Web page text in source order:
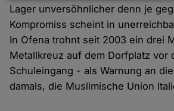
Lager unversöhnlicher denn je
Kompromiss scheint in
In Ofena trohnt seit 2003 ein drei
Metallkreuz auf dem Dorfplatz vor
Schuleingang - als Warnung an
damals, die Muslimische Union
und
Cookies